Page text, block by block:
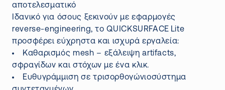
αποτελεσματικό
Ιδανικό για όσους ξεκινούν με εφαρμογές
reverse‑engineering, το QUICKSURFACE Lite
προσφέρει εύχρηστα και ισχυρά εργαλεία:
Καθαρισμός mesh – εξάλειψη artifacts,
σφραγίδων και στόχων με ένα κλικ.
Ευθυγράμμιση σε τρισορθογώνιοσύστημα